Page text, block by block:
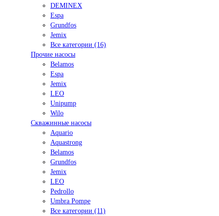
DEMINEX
Espa
Grundfos
Jemix
Все категории (16)
Прочие насосы
Belamos
Espa
Jemix
LEO
Unipump
Wilo
Скважинные насосы
Aquario
Aquastrong
Belamos
Grundfos
Jemix
LEO
Pedrollo
Umbra Pompe
Все категории (11)